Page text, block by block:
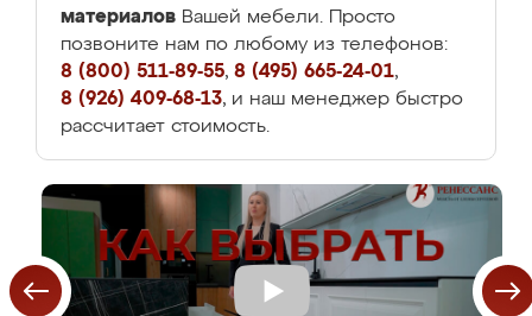
материалов Вашей мебели. Просто
позвоните нам по любому из телефонов:
8 (800) 511-89-55, 8 (495) 665-24-01,
8 (926) 409-68-13, и наш менеджер быстро
рассчитает стоимость.